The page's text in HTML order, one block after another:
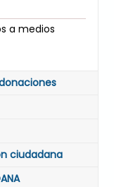
a medios
ciudadana